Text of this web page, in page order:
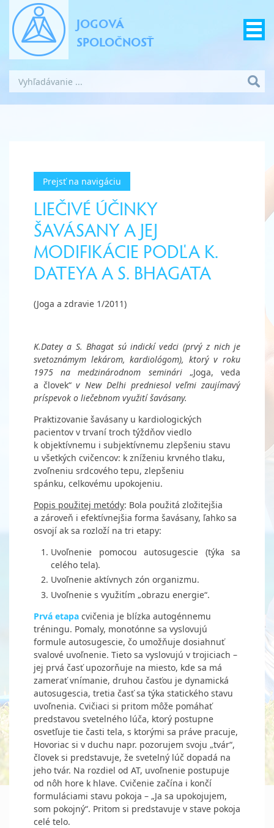
JOGOVÁ
SPOLOČNOSŤ
Prejsť na navigáciu
LIEČIVÉ ÚČINKY
ŠAVÁSANY A JEJ
MODIFIKÁCIE PODĽA K.
DATEYA A S. BHAGATA
(Joga a zdravie 1/2011)
K.Datey a S. Bhagat sú indickí vedci (prvý z nich je
svetoznámym lekárom, kardiológom), ktorý v roku
1975 na medzinárodnom seminári „Joga, veda
a človek“v New Delhi predniesol veľmi zaujímavý
príspevok o liečebnom využití šavásany.
Praktizovanie šavásany u kardiologických
pacientov v trvaní troch týždňov viedlo
k objektívnemu i subjektívnemu zlepšeniu stavu
u všetkých cvičencov: k zníženiu krvného tlaku,
zvoľneniu srdcového tepu, zlepšeniu
spánku, celkovému upokojeniu.
Popis použitej metódy: Bola použitá zložitejšia
a zároveň i efektívnejšia forma šavásany, ľahko sa
osvojí ak sa rozloží na tri etapy:
Uvoľnenie pomocou autosugescie (týka sa
celého tela).
Uvoľnenie aktívnych zón organizmu.
Uvoľnenie s využitím „obrazu energie“.
Prvá etapa cvičenia je blízka autogénnemu
tréningu. Pomaly, monotónne sa vyslovujú
formule autosugescie, čo umožňuje dosiahnuť
svalové uvoľnenie. Tieto sa vyslovujú v trojiciach –
jej prvá časť upozorňuje na miesto, kde sa má
zamerať vnímanie, druhou časťou je dynamická
autosugescia, tretia časť sa týka statického stavu
uvoľnenia. Cvičiaci si pritom môže pomáhať
predstavou svetelného lúča, ktorý postupne
osvetľuje tie časti tela, s ktorými sa práve pracuje,
Hovoriac si v duchu napr. pozorujem svoju „tvár“,
človek si predstavuje, že svetelný lúč dopadá na
jeho tvár. Na rozdiel od AT, uvoľnenie postupuje
od nôh hore k hlave. Cvičenie začína i končí
formuláciami stavu pokoja – „Ja sa upokojujem,
som pokojný“. Pritom si predstavuje v stave pokoja
celé telo.